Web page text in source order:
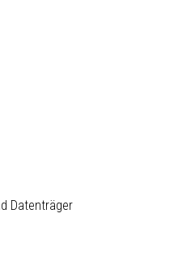
Datenträger